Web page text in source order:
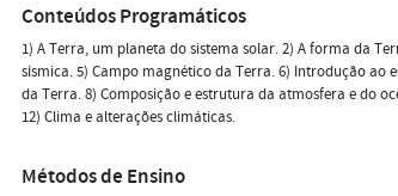
Conteúdos Programáticos
1) A Terra, um planeta do sistema solar. 2) A forma da
sísmica. 5) Campo magnético da Terra. 6) Introdução
da Terra. 8) Composição e estrutura da atmosfera e do
12) Clima e alterações climáticas.
Métodos de Ensino